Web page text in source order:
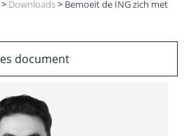
> Downloads> Bemoeit de ING zich met
document